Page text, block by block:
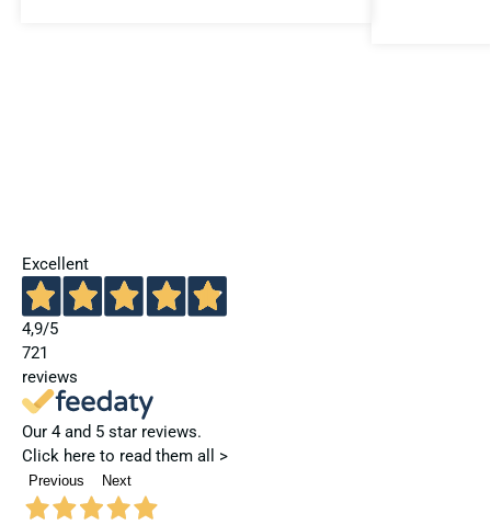
Excellent
4,9/5
721
reviews
Our 4 and 5 star reviews.
Click here to read them all >
Previous Next